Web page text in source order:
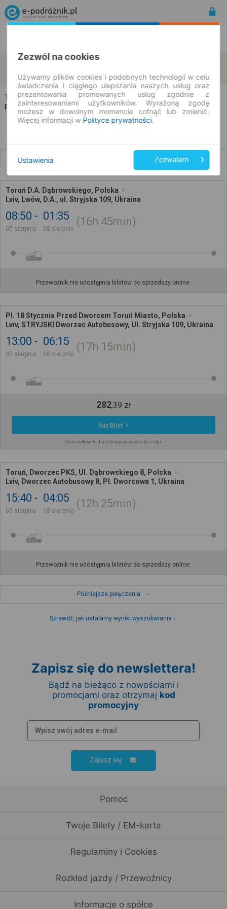
07.08.2026 | -- : --
Toruń → Lviv
Rozkład jazdy i bilety
Toruń D.A. Dąbrowskiego, Polska
Lviv, Lwów, D.A., ul. Stryjska 109, Ukraina
08:50
07 sierpnia
01:35
08 sierpnia
16h 45min
Przewoźnik nie udostępnia biletów do sprzedaży online.
Pl. 18 Stycznia Przed Dworcem Toruń Miasto, Polska
Lviv, STRYJSKI Dworzec Autobusowy, Ul. Stryjska 109, Ukraina
13:00
07 sierpnia
06:15
08 sierpnia
17h 15min
282,39 zł
Kup Bilet
Cena całkowita dla jednego pasażera bez ulgi
Toruń, Dworzec PKS, Ul. Dąbrowskiego 8, Polska
Lviv, Dworzec Autobusowy 8, Pl. Dworcowa 1, Ukraina
15:40
07 sierpnia
04:05
08 sierpnia
12h 25min
Przewoźnik nie udostępnia biletów do sprzedaży online.
Późniejsze połączenia
Sprawdź, jak ustalamy wyniki wyszukiwania
Zapisz się do newslettera!
Bądź na bieżąco z nowościami i
promocjami oraz otrzymaj kod
promocyjny
Zapisz się
Pomoc
Twoje Bilety / EM-karta
Regulaminy i Cookies
Rozkład jazdy / Przewoźnicy
Informacje o spółce
Zezwól na cookies
Używamy plików cookies i podobnych technologii w celu
świadczenia i ciągłego ulepszania naszych usług oraz
prezentowania promowanych usług zgodnie z
zainteresowaniami użytkowników. Wyrażoną zgodę
możesz w dowolnym momencie cofnąć lub zmienić.
Więcej informacji w Polityce prywatności.
Ustawienia Zezwalam